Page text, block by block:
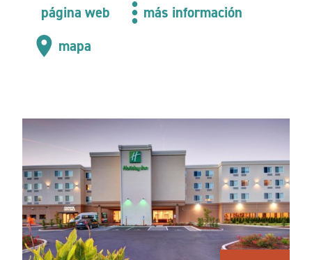
página web
más información
mapa